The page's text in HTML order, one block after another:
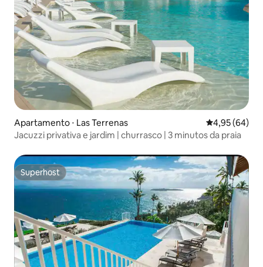
Apartamento ⋅ Las Terrenas 4,95 de uma
4,95 (64)
Jacuzzi privativa e jardim | churrasco | 3 minutos da praia
Superhost
Superhost